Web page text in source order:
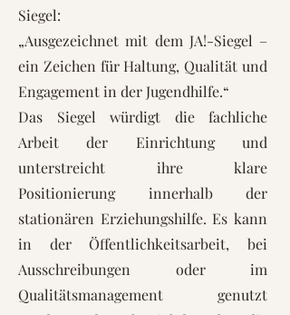
Siegel:
„Ausgezeichnet mit dem JA!-Siegel –
ein Zeichen für Haltung, Qualität und
Engagement in der Jugendhilfe.“
Das Siegel würdigt die fachliche
Arbeit der Einrichtung und
unterstreicht ihre klare
Positionierung innerhalb der
stationären Erziehungshilfe. Es kann
in der Öffentlichkeitsarbeit, bei
Ausschreibungen oder im
Qualitätsmanagement genutzt